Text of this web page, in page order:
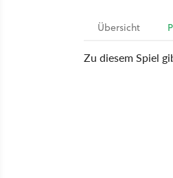
Übersicht
Zu diesem Spiel